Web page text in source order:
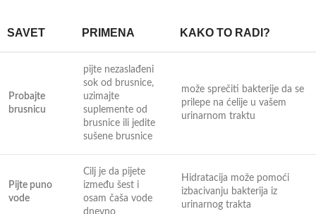
SAVET PRIMENA KAKO TO RADI?
Probajte
brusnicu
pijte nezaslađeni
sok od brusnice,
uzimajte
suplemente od
brusnice ili jedite
sušene brusnice
može sprečiti bakterije da se
prilepe na ćelije u vašem
urinarnom traktu
Pijte puno
vode
Cilj je da pijete
između šest i
osam čaša vode
Hidratacija može pomoći
izbacivanju bakterija iz
urinarnog trakta